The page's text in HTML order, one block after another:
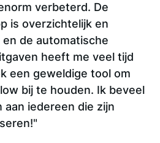
verbeterd. De
is overzichtelijk en
de automatische
heeft me veel tijd
een geweldige tool om
bij te houden. Ik beveel
iedereen die zijn